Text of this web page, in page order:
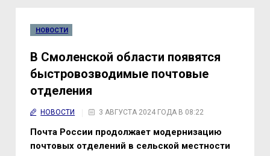
НОВОСТИ
В Смоленской области появятся
быстровозводимые почтовые
отделения
НОВОСТИ 3 АВГУСТА 2024 ГОДА В 08:22
Почта России продолжает модернизацию
почтовых отделений в сельской местности